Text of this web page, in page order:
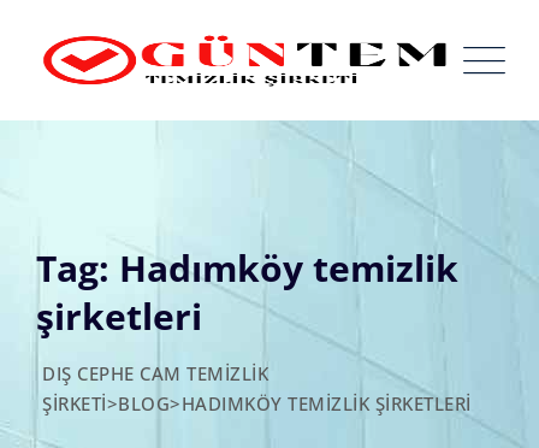
content
Tag: Hadımköy temizlik
şirketleri
DIŞ CEPHE CAM TEMIZLIK
ŞIRKETI>BLOG>HADIMKÖY TEMIZLIK ŞIRKETLERI